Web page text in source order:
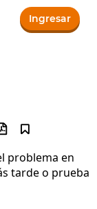
Ingresar

problema en
tarde o prueba